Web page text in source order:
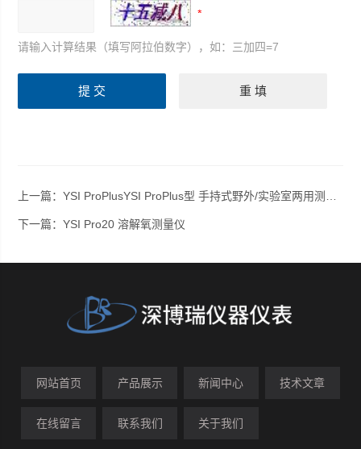
请输入计算结果（填写阿拉伯数字），如：三加四=7
上一篇：YSI ProPlusYSI ProPlus型 手持式野外/实验室两用测量仪
下一篇：YSI Pro20 溶解氧测量仪
网站首页 产品展示 新闻中心 技术文章
在线留言 联系我们 关于我们